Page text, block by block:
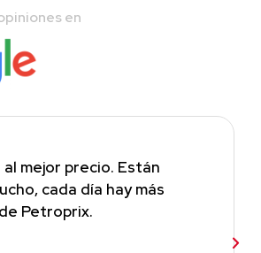
en
mejor precio. Están
cada día hay más
Petroprix.